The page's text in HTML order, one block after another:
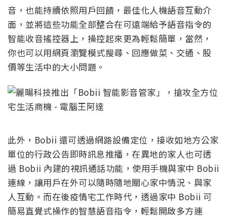
音，也能持續依照用戶回饋，最佳化人機語音互動介
面，並將這些功能全部整合在可遠端給予語音指令的
智能收音搖控器上，操控起來更為輕鬆簡單，當然，
你也可以用網頁瀏覽模式搜尋、回應做菜、交通、股
價等生活中的大小問題。
此外，Bobii 還可透過網路設備定位，接收如地方公家
單位的行政公告即時訊息推播，在異地的家人也可透
過 Bobii 內建的視訊通話功能，使用手機與家中 Bobii
連線，讓用戶在外可以隨時隨地關心家中情況、與家
人互動。而在後疫情宅工作時代，透過家中 Bobii 可
簡易直覺式操作的智慧語音指令，輕鬆開啟多方連